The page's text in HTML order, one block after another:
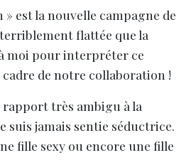
» est la nouvelle campagne de
flattée que la
moi pour interpréter ce
de notre collaboration !
rapport très ambigu à la
suis jamais sentie séductrice.
fille sexy ou encore une fille